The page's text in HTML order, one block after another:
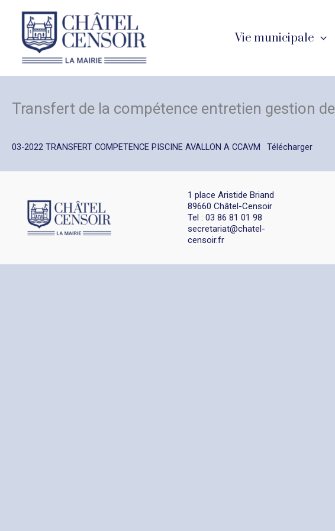
contenu
Vie municipale
Transfert de la compétence entretien gestion
03-2022 TRANSFERT COMPETENCE PISCINE AVALLON A CCAVM Télécharger
1 place Aristide Briand
89660 Châtel-Censoir
Tel : 03 86 81 01 98
secretariat@chatel-
censoir.fr